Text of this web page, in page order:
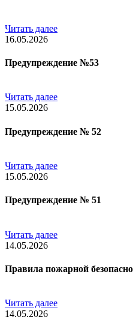
Читать далее
16.05.2026
Предупреждение №53
Читать далее
15.05.2026
Предупреждение № 52
Читать далее
15.05.2026
Предупреждение № 51
Читать далее
14.05.2026
Правила пожарной
Читать далее
14.05.2026